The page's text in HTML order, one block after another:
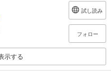
試し読み
フォロー
示する